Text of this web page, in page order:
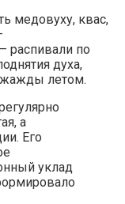
медовуху, квас,
распивали по
духа,
жажды летом.
а
Его
уклад